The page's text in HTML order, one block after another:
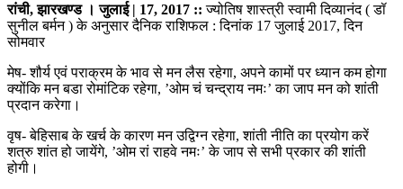
रांची, झारखण्ड । जुलाई | 17, 2017 :: ज्योतिष शास्त्री स्वामी दिव्यानंद ( डॉ
सुनील बर्मन ) के अनुसार दैनिक राशिफल : दिनांक 17 जुलाई 2017, दिन
सोमवार
मेष- शौर्य एवं पराक्रम के भाव से मन लैस रहेगा, अपने कामों पर ध्यान कम होगा
क्योंकि मन बडा रोमांटिक रहेगा, ’ओम चं चन्द्राय नमः’ का जाप मन को शांती
प्रदान करेगा।
वृष- बेहिसाब के खर्च के कारण मन उद्विग्न रहेगा, शांती नीति का प्रयोग करें
शत्रु शांत हो जायेंगे, ’ओम रां राहवे नमः’ के जाप से सभी प्रकार की शांती
होगी।